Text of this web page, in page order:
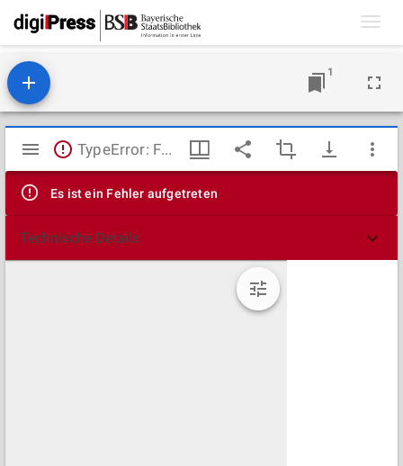
1
Mirador
Viewer
TypeError: Failed to fetch
Es ist ein Fehler aufgetreten
Technische Details